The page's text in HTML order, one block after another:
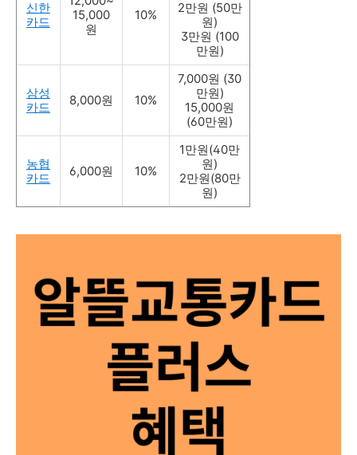
신한
카드
15,000
원
10%
2만원 (50만
원)
3만원 (100
만원)
삼성
카드
8,000원 10%
7,000원 (30
만원)
15,000원
(60만원)
농협
카드
6,000원 10%
1만원(40만
원)
2만원(80만
원)